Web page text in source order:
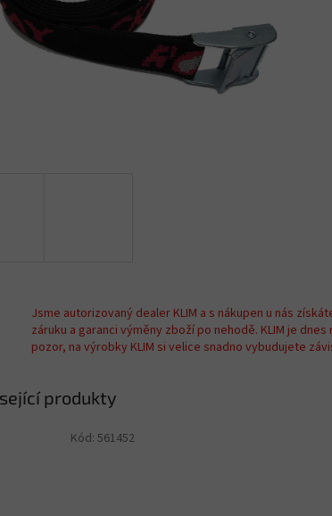
Jsme autorizovaný dealer KLIM a s nákupen u nás
záruku a garanci výměny zboží po nehodě. KLIM je
pozor, na výrobky KLIM si velice snadno vybudujete
produkty
Kód: 561452